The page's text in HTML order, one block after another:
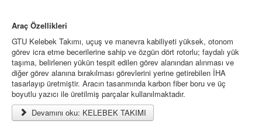
Araç Özellikleri
GTU Kelebek Takımı, uçuş ve manevra kabiliyeti yüksek, otonom
görev icra etme becerilerine sahip ve özgün dört rotorlu; faydalı yük
taşıma, belirlenen yükün tespit edilen görev alanından alınması ve
diğer görev alanına bırakılması görevlerini yerine getirebilen İHA
tasarlayıp üretmiştir. Aracın tasarımında karbon fiber boru ve üç
boyutlu yazıcı ile üretilmiş parçalar kullanılmaktadır.
Devamını oku: KELEBEK TAKIMI